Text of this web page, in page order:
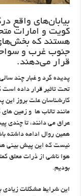
بیابان‌های ‌واقع
کویت و امارات
هستند ‌که
جنوب غرب و
قرار ‌می‌دهند.
پدیده گرد و غبار چند
تحت تاثیر قرار داده
کارشناسان علت بروز
مانند تالاب ها و زمین
عراق می دانند، تا چندی
همین روال ادامه داشته
نیست که این پیش بینی
بودیم.
این شرایط مشکلات زیادی